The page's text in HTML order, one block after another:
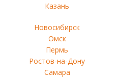
Казань
Новосибирск
Омск
Пермь
Ростов-на-Дону
Самара